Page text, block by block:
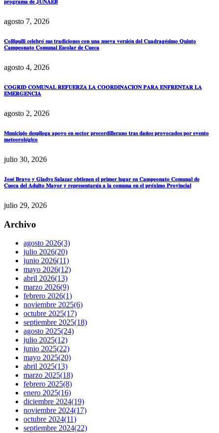
𝐩𝐫𝐨𝐠𝐫𝐚𝐦𝐚 𝐝𝐞 𝐉𝐔𝐍𝐀𝐄𝐁
agosto 7, 2026
𝐂𝐨𝐥𝐥𝐢𝐩𝐮𝐥𝐥𝐢 𝐜𝐞𝐥𝐞𝐛𝐫𝐨́ 𝐬𝐮𝐬 𝐭𝐫𝐚𝐝𝐢𝐜𝐢𝐨𝐧𝐞𝐬 𝐜𝐨𝐧 𝐮𝐧𝐚 𝐧𝐮𝐞𝐯𝐚 𝐯𝐞𝐫𝐬𝐢𝐨́𝐧 𝐝𝐞𝐥 𝐂𝐮𝐚𝐝𝐫𝐚𝐠𝐞́𝐬𝐢𝐦𝐨 𝐐𝐮𝐢𝐧𝐭𝐨
𝐂𝐚𝐦𝐩𝐞𝐨𝐧𝐚𝐭𝐨 𝐂𝐨𝐦𝐮𝐧𝐚𝐥 𝐄𝐬𝐜𝐨𝐥𝐚𝐫 𝐝𝐞 𝐂𝐮𝐞𝐜𝐚
agosto 4, 2026
𝐂𝐎𝐆𝐑𝐈𝐃 𝐂𝐎𝐌𝐔𝐍𝐀𝐋 𝐑𝐄𝐅𝐔𝐄𝐑𝐙𝐀 𝐋𝐀 𝐂𝐎𝐎𝐑𝐃𝐈𝐍𝐀𝐂𝐈𝐎́𝐍 𝐏𝐀𝐑𝐀 𝐄𝐍𝐅𝐑𝐄𝐍𝐓𝐀𝐑 𝐋𝐀
𝐄𝐌𝐄𝐑𝐆𝐄𝐍𝐂𝐈𝐀
agosto 2, 2026
𝐌𝐮𝐧𝐢𝐜𝐢𝐩𝐢𝐨 𝐝𝐞𝐬𝐩𝐥𝐢𝐞𝐠𝐚 𝐚𝐩𝐨𝐲𝐨 𝐞𝐧 𝐬𝐞𝐜𝐭𝐨𝐫 𝐩𝐫𝐞𝐜𝐨𝐫𝐝𝐢𝐥𝐥𝐞𝐫𝐚𝐧𝐨 𝐭𝐫𝐚𝐬 𝐝𝐚𝐧̃𝐨𝐬 𝐩𝐫𝐨𝐯𝐨𝐜𝐚𝐝𝐨𝐬 𝐩𝐨𝐫 𝐞𝐯𝐞𝐧𝐭𝐨
𝐦𝐞𝐭𝐞𝐨𝐫𝐨𝐥𝐨́𝐠𝐢𝐜𝐨
julio 30, 2026
𝐉𝐨𝐬𝐞́ 𝐁𝐫𝐚𝐯𝐨 𝐲 𝐆𝐥𝐚𝐝𝐲𝐬 𝐒𝐚𝐥𝐚𝐳𝐚𝐫 𝐨𝐛𝐭𝐢𝐞𝐧𝐞𝐧 𝐞𝐥 𝐩𝐫𝐢𝐦𝐞𝐫 𝐥𝐮𝐠𝐚𝐫 𝐞𝐧 𝐂𝐚𝐦𝐩𝐞𝐨𝐧𝐚𝐭𝐨 𝐂𝐨𝐦𝐮𝐧𝐚𝐥 𝐝𝐞
𝐂𝐮𝐞𝐜𝐚 𝐝𝐞𝐥 𝐀𝐝𝐮𝐥𝐭𝐨 𝐌𝐚𝐲𝐨𝐫 𝐲 𝐫𝐞𝐩𝐫𝐞𝐬𝐞𝐧𝐭𝐚𝐫𝐚́𝐧 𝐚 𝐥𝐚 𝐜𝐨𝐦𝐮𝐧𝐚 𝐞𝐧 𝐞𝐥 𝐩𝐫𝐨́𝐱𝐢𝐦𝐨 𝐏𝐫𝐨𝐯𝐢𝐧𝐜𝐢𝐚𝐥
julio 29, 2026
Archivo
agosto 2026(3)
julio 2026(20)
junio 2026(11)
mayo 2026(12)
abril 2026(13)
marzo 2026(9)
febrero 2026(1)
noviembre 2025(6)
octubre 2025(17)
septiembre 2025(18)
agosto 2025(24)
julio 2025(12)
junio 2025(22)
mayo 2025(20)
abril 2025(13)
marzo 2025(18)
febrero 2025(8)
enero 2025(16)
diciembre 2024(19)
noviembre 2024(17)
octubre 2024(11)
septiembre 2024(22)